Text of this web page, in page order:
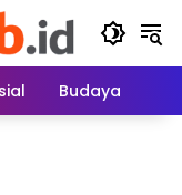
Budaya